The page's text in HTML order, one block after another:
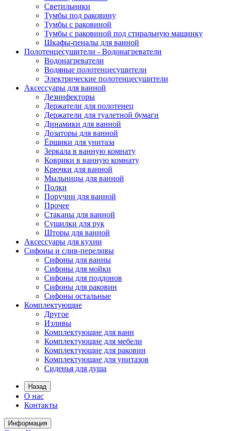
Светильники
Тумбы под раковину
Тумбы с раковиной
Тумбы с раковиной под стиральную машинку
Шкафы-пеналы для ванной
Полотенцесушители - Водонагреватели
Водонагреватели
Водяные полотенцесушители
Электрические полотенцесушители
Аксессуары для ванной
Дезинфекторы
Держатели для полотенец
Держатели для туалетной бумаги
Динамики для ванной
Дозаторы для ванной
Ёршики для унитаза
Зеркала в ванную комнату
Коврики в ванную комнату
Крючки для ванной
Мыльницы для ванной
Полки
Поручни для ванной
Прочее
Стаканы для ванной
Сушилки для рук
Шторы для ванной
Аксессуары для кухни
Сифоны и слив-переливы
Сифоны для ванны
Сифоны для мойки
Сифоны для поддонов
Сифоны для раковин
Сифоны остальные
Комплектующие
Другое
Изливы
Комплектующие для ванн
Комплектующие для мебели
Комплектующие для раковин
Комплектующие для унитазов
Сиденья для душа
Назад
О нас
Контакты
Информация